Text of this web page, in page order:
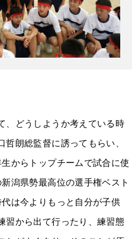
、どうしようか考えている時
朗総監督に誘ってもらい、
からトップチームで試合に使
潟県勢最高位の選手権ベスト
は今よりもっと自分が子供
習から出て行ったり、練習態